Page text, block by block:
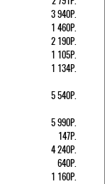
3 940Р.
1 460Р.
2 190Р.
1 105Р.
1 134Р.
5 540Р.
5 990Р.
147Р.
4 240Р.
640Р.
1 160Р.